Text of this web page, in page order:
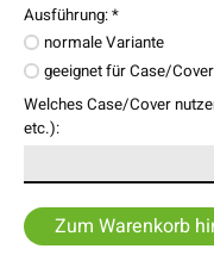
Ausführung:*
normale Variante
geeignet für Case/
Welches Case/Cover
etc.):
Zum Warenkorb